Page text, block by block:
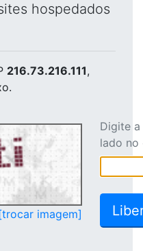
hospedados
216.73.216.111,
imagem]
Digite
lado no